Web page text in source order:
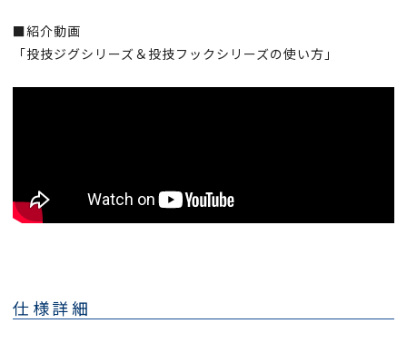
■紹介動画
「投技ジグシリーズ＆投技フックシリーズの使い方」
仕様詳細